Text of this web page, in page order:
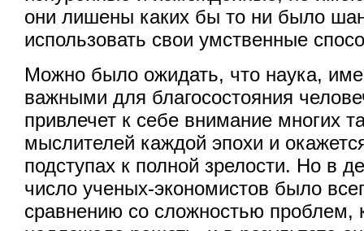
они лишены каких бы то ни было
использовать свои умственные
Можно было ожидать, что наука,
важными для благосостояния
привлечет к себе внимание многих
мыслителей каждой эпохи и
подступах к полной зрелости. Но в
число ученых-экономистов было
сравнению со сложностью проблем,